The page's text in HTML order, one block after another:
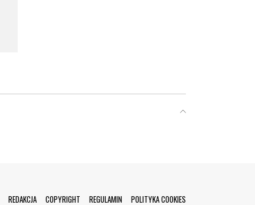
REDAKCJA COPYRIGHT REGULAMIN POLITYKA COOKIES